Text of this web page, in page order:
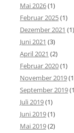
Mai 2026(1)
Februar 2025(1)
Dezember 2021 (1)
Juni 2021 (3)
April 2021 (2)
Februar 2020(1)
November 2019
September 2019
Juli 2019(1)
Juni 2019(1)
Mai 2019(2)